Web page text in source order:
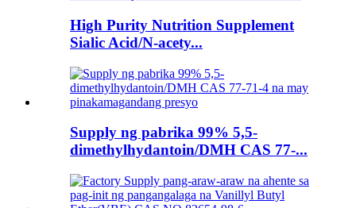
High Purity Nutrition Supplement
Sialic Acid/N-acety...
Supply ng pabrika 99% 5,5-
dimethylhydantoin/DMH CAS 77-...